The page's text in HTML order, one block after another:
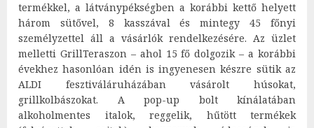
termékkel, a látványpékségben a korábbi kettő helyett
három sütővel, 8 kasszával és mintegy 45 főnyi
személyzettel áll a vásárlók rendelkezésére. Az üzlet
melletti GrillTeraszon – ahol 15 fő dolgozik – a korábbi
évekhez hasonlóan idén is ingyenesen készre sütik az
ALDI fesztiváláruházában vásárolt húsokat,
grillkolbászokat. A pop-up bolt kínálatában
alkoholmentes italok, reggelik, hűtött termékek